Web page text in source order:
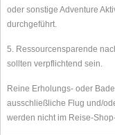
oder sonstige Adventure
durchgeführt.
5. Ressourcensparende
sollten verpflichtend sein.
Reine Erholungs- oder
ausschließliche Flug und/
werden nicht im Reise-